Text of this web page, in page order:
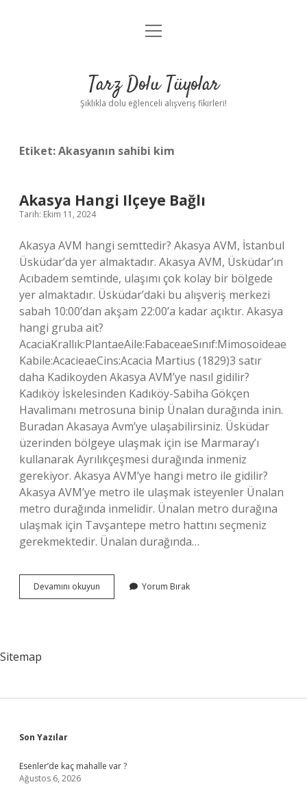
Anasayfa
Yasal Uyarı
menüyü
Tarz Dolu Tüyolar
Şıklıkla dolu eğlenceli alışveriş fikirleri!
Etiket:Akasyanın sahibi kim
Akasya Hangi Ilçeye Bağlı
Tarih: Ekim 11, 2024
Akasya AVM hangi semttedir? Akasya AVM, İstanbul
Üsküdar’da yer almaktadır. Akasya AVM, Üsküdar’ın
Acıbadem semtinde, ulaşımı çok kolay bir bölgede
yer almaktadır. Üsküdar’daki bu alışveriş merkezi
sabah 10:00’dan akşam 22:00’a kadar açıktır. Akasya
hangi gruba ait?
AcaciaKrallık:PlantaeAile:FabaceaeSınıf:Mimosoideae
Kabile:AcacieaeCins:Acacia Martius (1829)3 satır
daha Kadikoyden Akasya AVM’ye nasıl gidilir?
Kadıköy İskelesinden Kadıköy-Sabiha Gökçen
Havalimanı metrosuna binip Ünalan durağında inin.
Buradan Akasaya Avm’ye ulaşabilirsiniz. Üsküdar
üzerinden bölgeye ulaşmak için ise Marmaray’ı
kullanarak Ayrılıkçeşmesi durağında inmeniz
gerekiyor. Akasya AVM’ye hangi metro ile gidilir?
Akasya AVM’ye metro ile ulaşmak isteyenler Ünalan
metro durağında inmelidir. Ünalan metro durağına
ulaşmak için Tavşantepe metro hattını seçmeniz
gerekmektedir. Ünalan durağında…
Devamını okuyun
Hangi
Yorum Bırak
Sitemap
Sidebar
Son Yazılar
Esenler’de kaç mahalle var ?
Ağustos 6, 2026